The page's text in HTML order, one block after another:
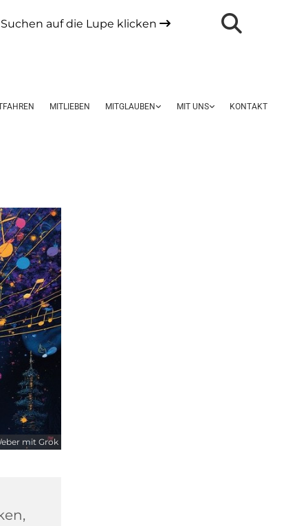
auf die Lupe klicken 
MITLIEBEN MITGLAUBEN MIT UNS KONTAKT
mit Grok